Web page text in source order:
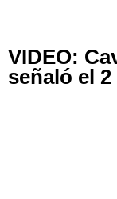
VIDEO:
señaló el 2